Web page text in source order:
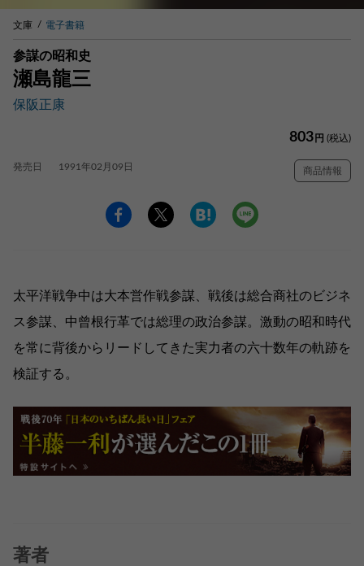
文庫 電子書籍
参謀の昭和史
瀬島龍三
保阪正康
803 円 (税込)
発売日 1991年02月09日 商品情報
太平洋戦争中は大本営作戦参謀、戦後は総合商社のビジネ
ス参謀、中曾根行革では総理の政治参謀。激動の昭和時代
を常に背後からリードしてきた実力者の六十数年の軌跡を
検証する。
著者